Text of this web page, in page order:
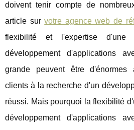
doivent tenir compte de
article survotre agence web de
flexibilité et l'expertise d'une
développement d'applications
grande peuvent être d'énormes
clients à la recherche d'un
réussi. Mais pourquoi la flexibilité
développement d'applications